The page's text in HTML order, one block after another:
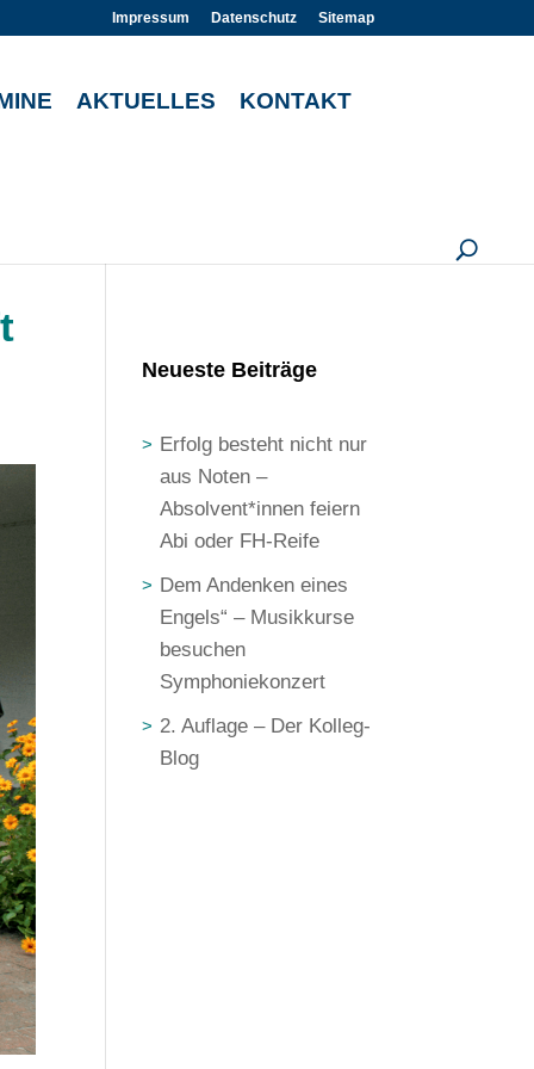
Impressum Datenschutz Sitemap
AKTUELLES KONTAKT
U
Neueste Beiträge
Erfolg besteht nicht nur
aus Noten –
Absolvent*innen feiern
Abi oder FH-Reife
Dem Andenken eines
Engels“ – Musikkurse
besuchen
Symphoniekonzert
2. Auflage – Der Kolleg-
Blog